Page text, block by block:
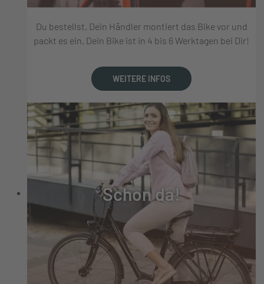
Du bestellst, Dein Händler montiert das Bike vor und
packt es ein, Dein Bike ist in 4 bis 6 Werktagen bei Dir!
WEITERE INFOS
Schon da!